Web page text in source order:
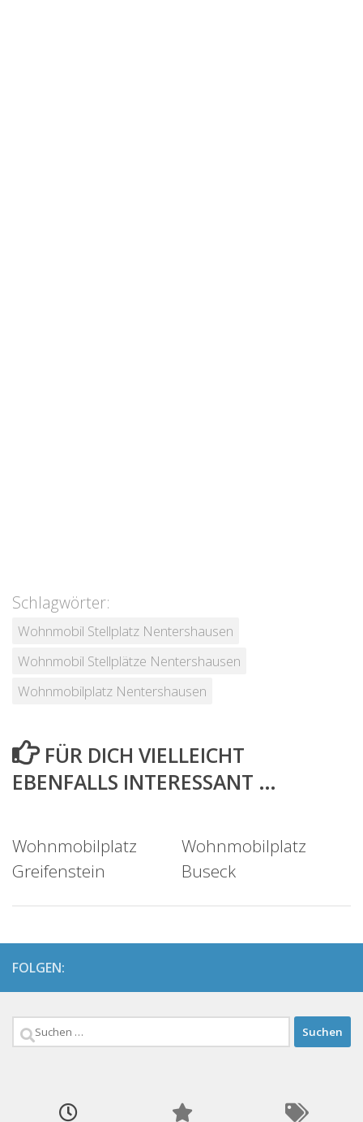
Schlagwörter:
Wohnmobil Stellplatz Nentershausen
Wohnmobil Stellplätze Nentershausen
Wohnmobilplatz Nentershausen
FÜR DICH VIELLEICHT
EBENFALLS INTERESSANT …
Wohnmobilplatz
Greifenstein
Wohnmobilplatz
Buseck
FOLGEN:
Suchen